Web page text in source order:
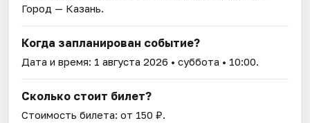
Город — Казань.
Когда запланирован событие?
Дата и время: 1 августа 2026 • суббота • 10:00.
Сколько стоит билет?
Стоимость билета: от 150 ₽.